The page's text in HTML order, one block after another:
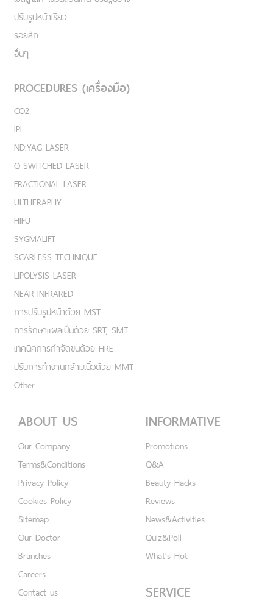
ปรับรูปหน้าเรียว
รอยสัก
อื่นๆ
PROCEDURES (เครื่องมือ)
CO2
IPL
ND:YAG LASER
Q-SWITCHED LASER
FRACTIONAL LASER
ULTHERAPHY
HIFU
SYGMALIFT
SCARLESS TECHNIQUE
LIPOLYSIS LASER
NEAR-INFRARED
การปรับรูปหน้าด้วย MST
การรักษาแผลเป็นด้วย SRT, SMT
เทคนิคการกำจัดขนด้วย HRE
ปรับการทำงานกล้ามเนื้อด้วย MMT
Other
ABOUT US
Our Company
Terms&Conditions
Privacy Policy
Cookies Policy
Sitemap
Our Doctor
Branches
Careers
Contact us
INFORMATIVE
Promotions
Q&A
Beauty Hacks
Reviews
News&Activities
Quiz&Poll
What's Hot
SERVICE